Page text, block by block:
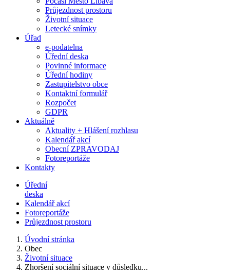
Průjezdnost prostoru
Životní situace
Letecké snímky
Úřad
e-podatelna
Úřední deska
Povinné informace
Úřední hodiny
Zastupitelstvo obce
Kontaktní formulář
Rozpočet
GDPR
Aktuálně
Aktuality + Hlášení rozhlasu
Kalendář akcí
Obecní ZPRAVODAJ
Fotoreportáže
Kontakty
Úřední
deska
Kalendář akcí
Fotoreportáže
Průjezdnost prostoru
Úvodní stránka
Obec
Životní situace
Zhoršení sociální situace v důsledku...